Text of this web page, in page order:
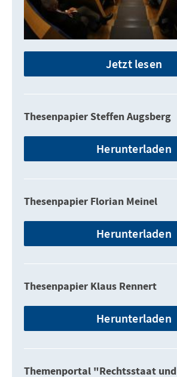
Jetzt lesen
Thesenpapier Steffen Augsberg
Herunterladen
Thesenpapier Florian Meinel
Herunterladen
Thesenpapier Klaus Rennert
Herunterladen
Themenportal "Rechtsstaat und